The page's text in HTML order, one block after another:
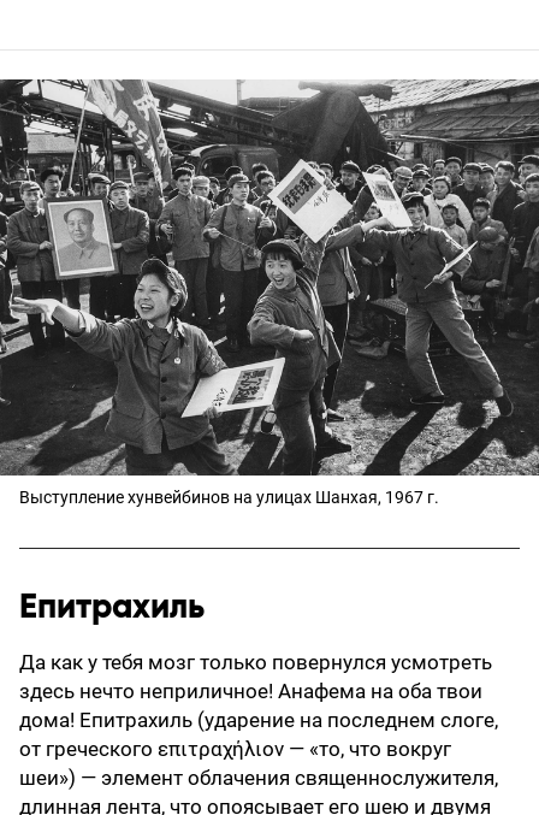
Выступление хунвейбинов на улицах Шанхая, 1967 г.
Епитрахиль
Да как у тебя мозг только повернулся усмотреть
здесь нечто неприличное! Анафема на оба твои
дома! Епитрахиль (ударение на последнем слоге,
от греческого επιτραχήλιον — «то, что вокруг
шеи») — элемент облачения священнослужителя,
длинная лента, что опоясывает его шею и двумя